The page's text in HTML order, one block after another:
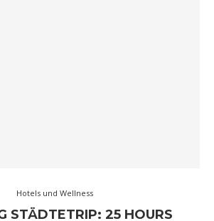
Hotels und Wellness
STÄDTETRIP: 25 HOURS